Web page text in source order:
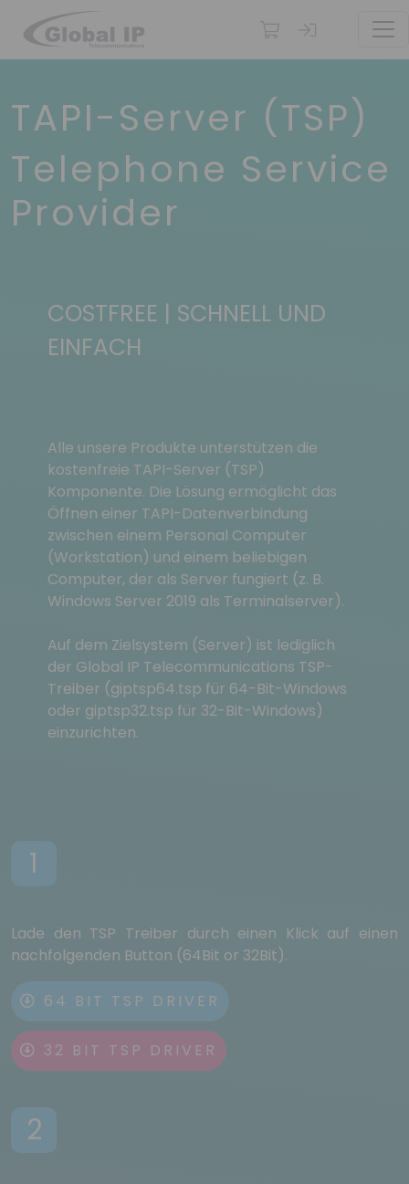
TAPI-Server (TSP)
Telephone Service
Provider
COSTFREE | SCHNELL UND
EINFACH
Alle unsere Produkte unterstützen die
kostenfreie TAPI-Server (TSP)
Komponente. Die Lösung ermöglicht das
Öffnen einer TAPI-Datenverbindung
zwischen einem Personal Computer
(Workstation) und einem beliebigen
Computer, der als Server fungiert (z. B.
Windows Server 2019 als Terminalserver).
Auf dem Zielsystem (Server) ist lediglich
der Global IP Telecommunications TSP-
Treiber (giptsp64.tsp für 64-Bit-Windows
oder giptsp32.tsp für 32-Bit-Windows)
einzurichten.
1
Lade den TSP Treiber durch einen Klick auf einen
nachfolgenden Button (64Bit or 32Bit).
64 BIT TSP DRIVER
32 BIT TSP DRIVER
2